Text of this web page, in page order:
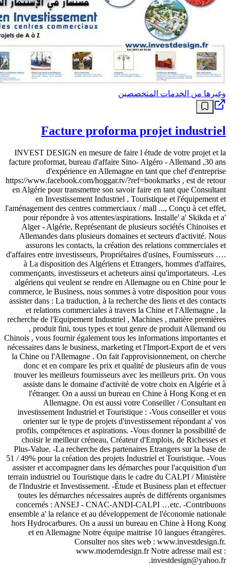
وغيرها من الخدمات المتخصصين
Facture proforma projet industriel
INVEST DESIGN en mesure de faire l étude de votre projet et la
facture proformat, bureau d'affaire Sino- Algéro - Allemand ,30 ans
d'expérience en Allemagne en tant que chef d'entreprise
https://www.facebook.com/hoggar.tv/?ref=bookmarks , est de retour
en Algérie pour transmettre son savoir faire en tant que Consultant
en Investissement Industriel , Touristique et l'équipement et
l'aménagement des centres commerciaux / mall ..., Conçu à cet effet,
pour répondre à vos attentes/aspirations. Installe' a' Skikda et a'
Alger - Algérie, Représentant de plusieurs sociétés Chinoises et
Allemandes dans plusieurs domaines et secteurs d'activité. Nous
assurons les contacts, la création des relations commerciales et
d'affaires entre investisseurs, Propriétaires d'usines, Fournisseurs ….
à La disposition des Algériens et Etrangers, hommes d'affaires,
commençants, investisseurs et acheteurs ainsi qu'importateurs. -Les
algériens qui veulent se rendre en Allemagne ou en Chine pour le
commerce, le Business, nous sommes à votre disposition pour vous
assister dans : La traduction, à la recherche des liens et des contacts
et relations commerciales à travers la Chine et l'Allemagne , la
recherche de l'Equipement Industriel , Machines , matière premières
, produit fini, tous types et tout genre de produit Allemand ou
Chinois , vous fournir également tous les informations importantes et
nécessaires dans le business, marketing et l'Import-Export de et vers
la Chine ou l'Allemagne . On fait l'approvisionnement, on cherche
donc et en compare les prix et qualité de plusieurs afin de vous
trouver les meilleurs fournisseurs avec les meilleurs prix. On vous
assiste dans le domaine d'activité de votre choix en Algérie et à
l'étranger. On a aussi un bureau en Chine à Hong Kong et en
Allemagne. On est aussi votre Conseiller / Consultant en
investissement Industriel et Touristique : -Vous conseiller et vous
orienter sur le type de projets d'investissement répondant a' vos
profils, compétences et aspirations. -Vous donner la possibilité de
choisir le meilleur créneau, Créateur d'Emplois, de Richesses et
Plus-Value. -La recherche des partenaires Etrangers sur la base de
51 / 49% pour la création des projets Industriel et Touristique. -Vous
assister et accompagner dans les démarches pour l'acquisition d'un
terrain industriel ou Touristique dans le cadre du CALPI / Ministère
de l'Industrie et Investissement. -Étude et Business plan et effectuer
toutes les démarches nécessaires auprès de différents organismes
concernés : ANSEJ - CNAC-ANDI-CALPI …etc. -Contribuons
ensemble a' la relance et au développement de l'économie nationale
hors Hydrocarbures. On a aussi un bureau en Chine à Hong Kong
et en Allemagne Notre équipe maitrise 10 langues étrangères.
Consulter nos sites web : www.investdesign.fr.
www.moderndesign.fr Notre adresse mail est :
investdesign@yahoo.fr.